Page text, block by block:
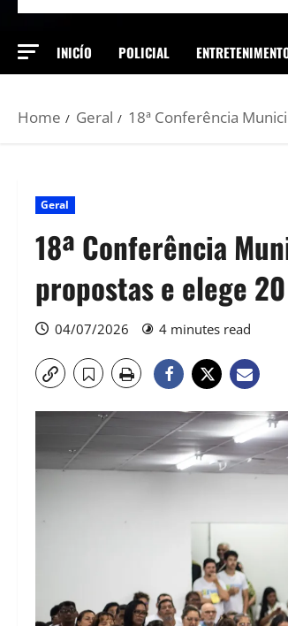
INICÍO POLICIAL
Home Geral 18ª Conferência
Geral
18ª Conferência
propostas e elege
04/07/2026 4 minutes read